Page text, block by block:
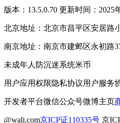
版本：13.5.0.70 更新时间：2025
北京地址：北京市昌平区安居路
南京地址：南京市建邺区永初路
未成年人防沉迷系统米币
用户应用权限隐私协议用户服务
开发者平台微信公众号微博主页
@wali.com京ICP证110335号 京